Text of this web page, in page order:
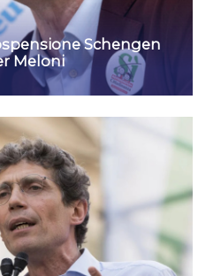
Schengen
Meloni